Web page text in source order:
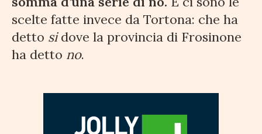
scelte fatte invece da Tortona: che ha
detto sidove la provincia di Frosinone
ha detto no.